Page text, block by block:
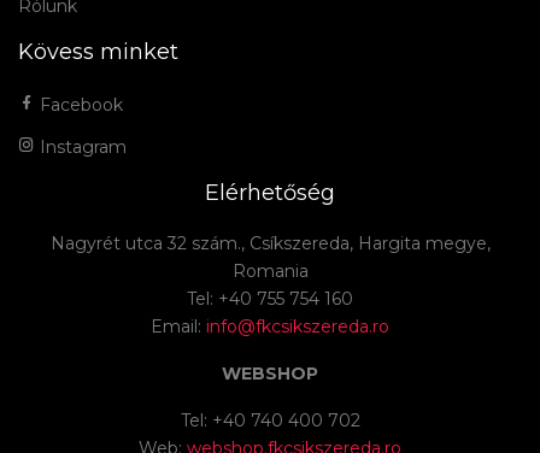
Rólunk
Kövess minket
Facebook
Instagram
Elérhetőség
Nagyrét utca 32 szám., Csíkszereda, Hargita megye,
Romania
Tel: +40 755 754 160
Email: info@fkcsikszereda.ro
WEBSHOP
Tel: +40 740 400 702
Web: webshop.fkcsikszereda.ro